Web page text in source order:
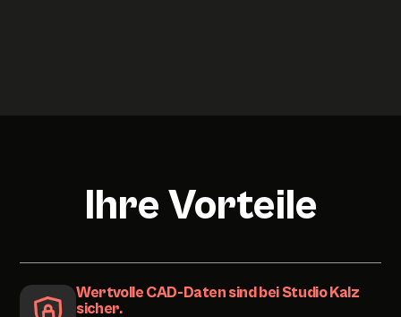
Ihre Vorteile
Wertvolle CAD-Daten sind bei Studio Kalz
sicher.